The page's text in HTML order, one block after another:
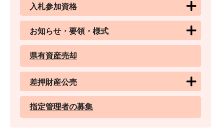
入札参加資格
お知らせ・要領・様式
県有資産売却
差押財産公売
指定管理者の募集